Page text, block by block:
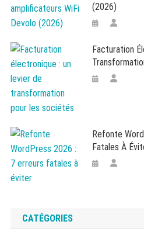
(2026)
Facturation
Refonte
Fatales À
CATÉGORIES